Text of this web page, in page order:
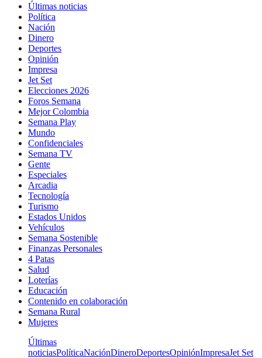
Últimas noticias
Política
Nación
Dinero
Deportes
Opinión
Impresa
Jet Set
Elecciones 2026
Foros Semana
Mejor Colombia
Semana Play
Mundo
Confidenciales
Semana TV
Gente
Especiales
Arcadia
Tecnología
Turismo
Estados Unidos
Vehículos
Semana Sostenible
Finanzas Personales
4 Patas
Salud
Loterías
Educación
Contenido en colaboración
Semana Rural
Mujeres
Últimas
noticiasPolíticaNaciónDineroDeportesOpiniónImpresaJet Set